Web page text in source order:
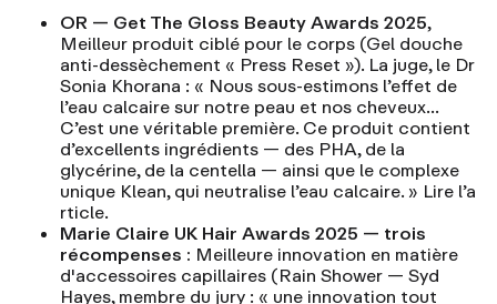
OR — Get The Gloss Beauty Awards 2025,
Meilleur produit ciblé pour le corps (Gel douche
anti-dessèchement « Press Reset »). La juge, le Dr
Sonia Khorana : « Nous sous-estimons l’effet de
l’eau calcaire sur notre peau et nos cheveux…
C’est une véritable première. Ce produit contient
d’excellents ingrédients — des PHA, de la
glycérine, de la centella — ainsi que le complexe
unique Klean, qui neutralise l’eau calcaire. » Lire l’a
rticle.
Marie Claire UK Hair Awards 2025 — trois
récompenses : Meilleure innovation en matière
d'accessoires capillaires (Rain Shower — Syd
Hayes, membre du jury : « une innovation tout